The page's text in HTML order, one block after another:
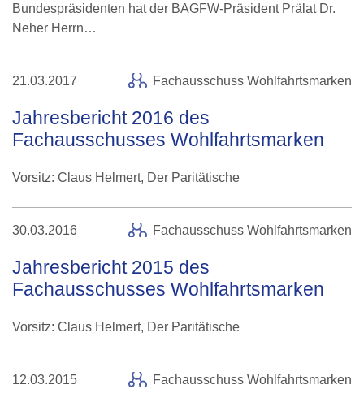
Bundespräsidenten hat der BAGFW-Präsident Prälat Dr.
Neher Herrn…
21.03.2017 Fachausschuss Wohlfahrtsmarken
Jahresbericht 2016 des
Fachausschusses Wohlfahrtsmarken
Vorsitz: Claus Helmert, Der Paritätische
30.03.2016 Fachausschuss Wohlfahrtsmarken
Jahresbericht 2015 des
Fachausschusses Wohlfahrtsmarken
Vorsitz: Claus Helmert, Der Paritätische
12.03.2015 Fachausschuss Wohlfahrtsmarken